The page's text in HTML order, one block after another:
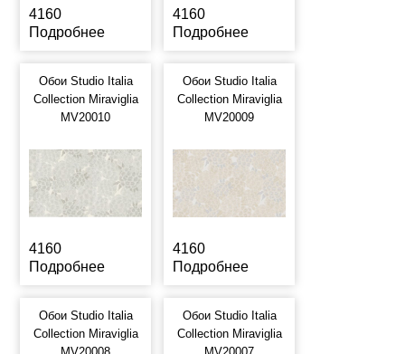
4160
Подробнее
4160
Подробнее
Обои Studio Italia
Collection Miraviglia
MV20010
4160
Подробнее
Обои Studio Italia
Collection Miraviglia
MV20009
4160
Подробнее
Обои Studio Italia
Collection Miraviglia
Обои Studio Italia
Collection Miraviglia